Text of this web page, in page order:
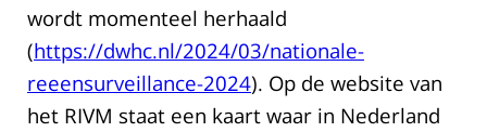
wordt momenteel herhaald
(https://dwhc.nl/2024/03/nationale-
reeensurveillance-2024). Op de website van
het RIVM staat een kaart waar in Nederland